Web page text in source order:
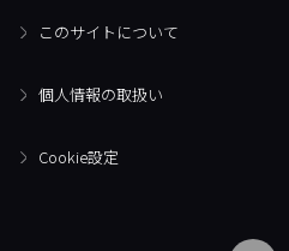
このサイトについて
個人情報の取扱い
Cookie設定